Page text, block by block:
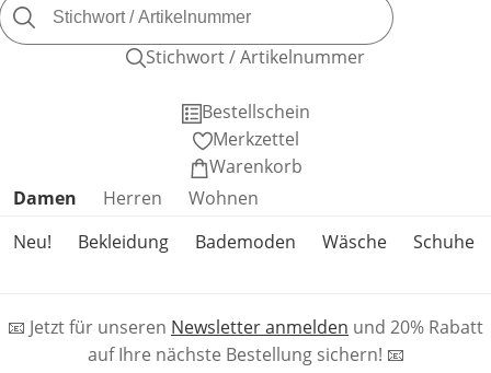
Stichwort / Artikelnummer
Bestellschein
Merkzettel
Warenkorb
Produktkategorien überspringen
Damen Herren
Wohnen
Neu!
Bekleidung Bademoden Wäsche Schuhe
📧 Jetzt für unseren Newsletter anmelden und 20% Rabatt
auf Ihre nächste Bestellung sichern! 📧